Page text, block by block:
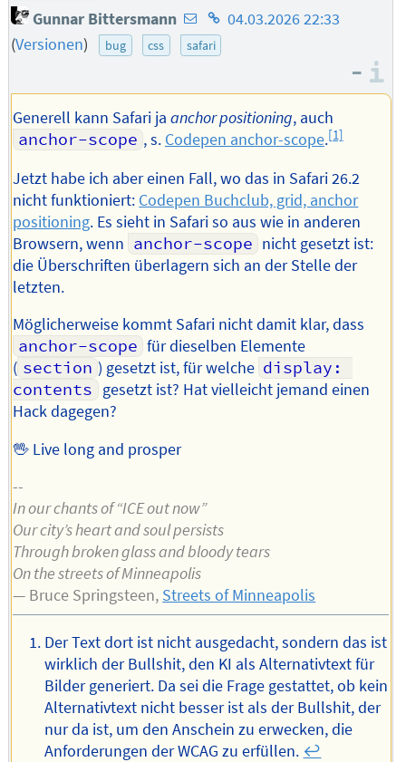
Gunnar Bittersmann E-
Mail-
des
Autors
Homepage
des
04.03.2026 22:33
(Versionen) bug css safari
–
Generell kann Safari jaanchor positioning, auch
anchor-scope , s. Codepen anchor-scope.[1]
Jetzt habe ich aber einen Fall, wo das in Safari 26.2
nicht funktioniert: Codepen Buchclub, grid, anchor
positioning. Es sieht in Safari so aus wie in anderen
Browsern, wenn anchor-scope nicht gesetzt ist:
die Überschriften überlagern sich an der Stelle der
letzten.
Möglicherweise kommt Safari nicht damit klar, dass
anchor-scope für dieselben Elemente
( section ) gesetzt ist, für welche display:
contents gesetzt ist? Hat vielleicht jemand einen
Hack dagegen?
🖖 Live long and prosper
--
In our chants of “ICE out now”
Our city’s heart and soul persists
Through broken glass and bloody tears
On the streets of Minneapolis
— Bruce Springsteen, Streets of Minneapolis
Der Text dort ist nicht ausgedacht, sondern das ist
wirklich der Bullshit, den KI als Alternativtext für
Bilder generiert. Da sei die Frage gestattet, ob kein
Alternativtext nicht besser ist als der Bullshit, der
nur da ist, um den Anschein zu erwecken, die
Anforderungen der WCAG zu erfüllen. ↩︎